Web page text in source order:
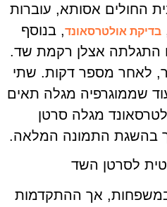
החולים אסותא, עוברות
בדיקת אולטרסאונד, בנוסף
התגלתה אצלן רקמת שד.
לאחר מספר דקות. שתי
שממוגרפיה מגלה תאים
מגלה סרטן
בהשגת התמונה המלאה.
לסרטן השד
אך ההתקדמות